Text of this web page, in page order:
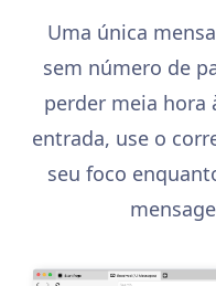
Uma única
sem número de
perder meia hora
entrada, use o
seu foco